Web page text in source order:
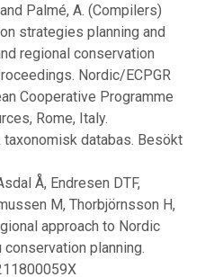
Palmé, A. (Compilers)
strategies planning and
regional conservation
Nordic/ECPGR
Cooperative Programme
Rome, Italy.
taxonomisk databas. Besökt
Å, Endresen DTF,
M, Thorbjörnsson H,
approach to Nordic
planning.